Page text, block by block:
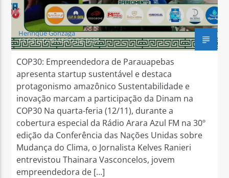
Henrique Gonzaga
13 DE NOVEMBRO DE 2025
COP30: Empreendedora de Parauapebas
apresenta startup sustentável e destaca
protagonismo amazônico Sustentabilidade e
inovação marcam a participação da Dinam na
COP30 Na quarta-feria (12/11), durante a
cobertura especial da Rádio Arara Azul FM na 30º
edição da Conferência das Nações Unidas sobre
Mudança do Clima, o Jornalista Kelves Ranieri
entrevistou Thainara Vasconcelos, jovem
empreendedora de […]